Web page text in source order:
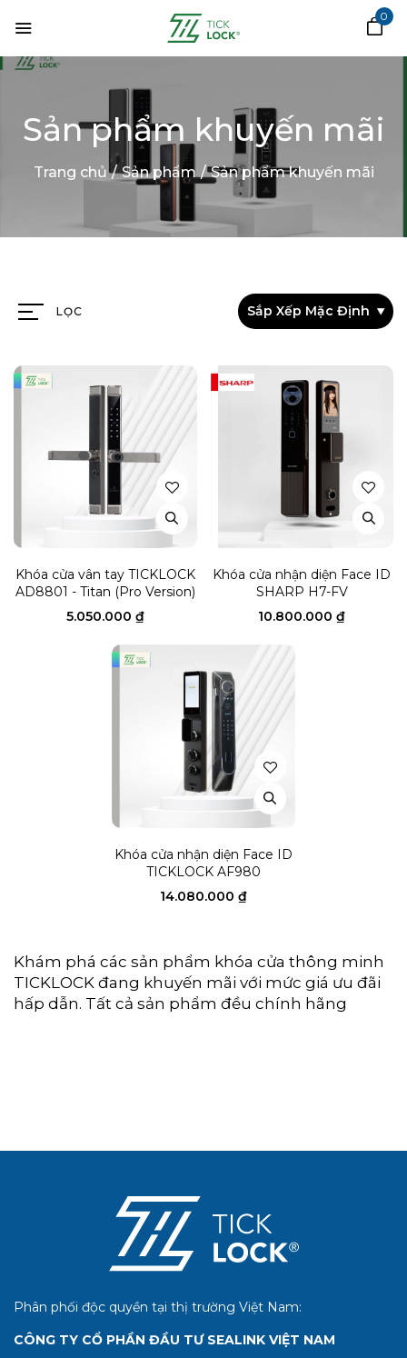
0
Sản phẩm khuyến mãi
Trang chủ / Sản phẩm / Sản phẩm khuyến mãi
LỌC Sắp Xếp Mặc Định
Khóa cửa vân tay TICKLOCK
AD8801 - Titan (Pro Version)
5.050.000 ₫
Khóa cửa nhận diện Face ID
SHARP H7-FV
10.800.000₫
Khóa cửa nhận diện Face ID
TICKLOCK AF980
14.080.000 ₫
Khám phá các sản phẩm khóa cửa thông minh
TICKLOCK đang khuyến mãi với mức giá ưu đãi
hấp dẫn. Tất cả sản phẩm đều chính hãng
Phân phối độc quyền tại thị trường Việt Nam:
CÔNG TY CỔ PHẦN ĐẦU TƯ SEALINK VIỆT NAM